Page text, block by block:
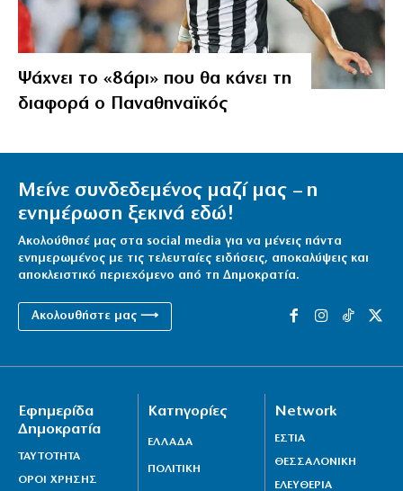
Ψάχνει το «8άρι» που θα κάνει τη
διαφορά ο Παναθηναϊκός
Μείνε συνδεδεμένος μαζί μας – η
ενημέρωση ξεκινά εδώ!
Ακολούθησέ μας στα social media για να μένεις πάντα
ενημερωμένος με τις τελευταίες ειδήσεις, αποκαλύψεις και
αποκλειστικό περιεχόμενο από τη Δημοκρατία.
Ακολουθήστε μας ⟶
Εφημερίδα
Δημοκρατία
ΤΑΥΤΟΤΗΤΑ
ΟΡΟΙ ΧΡΗΣΗΣ
Κατηγορίες
ΕΛΛΑΔΑ
ΠΟΛΙΤΙΚΗ
Network
ΕΣΤΙΑ
ΘΕΣΣΑΛΟΝΙΚΗ
ΕΛΕΥΘΕΡΙΑ